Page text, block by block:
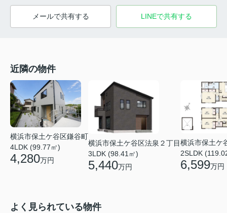
メールで共有する LINEで共有する
近隣の物件
横浜市保土ケ谷区鎌谷町
4LDK (99.77㎡)
4,280万円
横浜市保土ケ谷区法泉２丁目
3LDK (98.41㎡)
5,440万円
横浜市保土ケ
2SLDK
6,599万円
よく見られている物件